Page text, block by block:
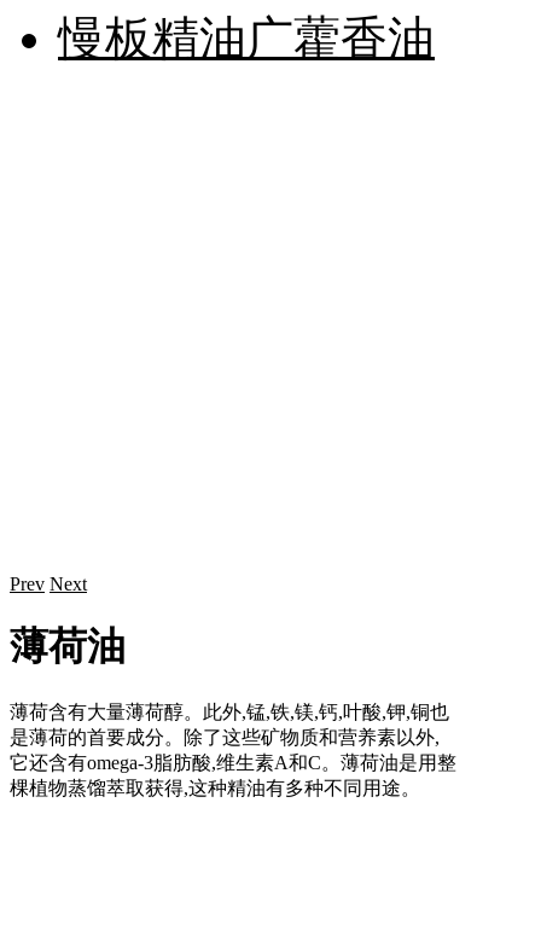
慢板精油广藿香油
Prev Next
薄荷油
薄荷含有大量薄荷醇。此外,锰,铁,镁,钙,叶酸,钾,铜也
是薄荷的首要成分。除了这些矿物质和营养素以外,
它还含有omega-3脂肪酸,维生素A和C。薄荷油是用整
棵植物蒸馏萃取获得,这种精油有多种不同用途。